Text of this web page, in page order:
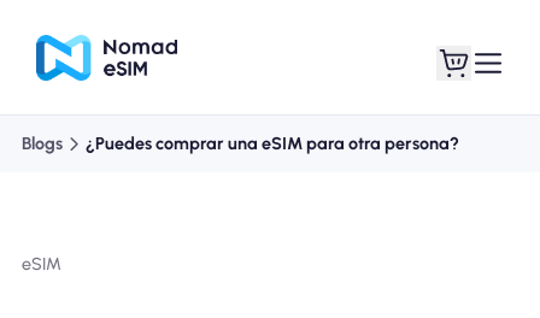
Blogs ¿Puedes comprar una eSIM para otra persona?
eSIM